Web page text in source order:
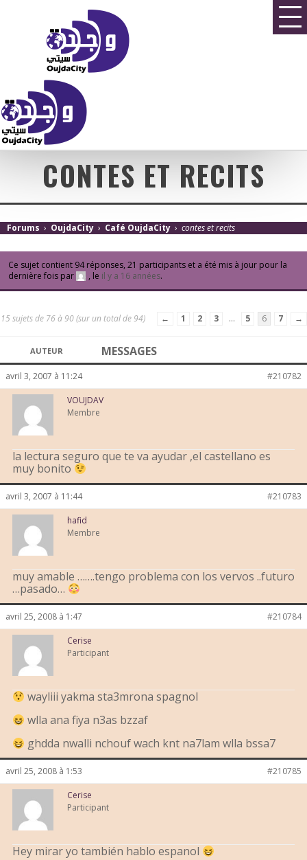
CONTES ET RECITS
Forums › OujdaCity › Café OujdaCity › contes et recits
Ce sujet contient 94 réponses, 21 participants et a été mis à jour pour la
dernière fois par
, le il y a 16 années.
15 sujets de 76 à 90 (sur un total de 94) ← 1 2 3 … 5 6 7 →
AUTEUR MESSAGES
avril 3, 2007 à 11:24 #210782
VOUJDAV
Membre
la lectura seguro que te va ayudar ,el castellano es
muy bonito
avril 3, 2007 à 11:44 #210783
hafid
Membre
muy amable …….tengo problema con los vervos ..futuro
…pasado…
avril 25, 2008 à 1:47 #210784
Cerise
Participant
wayliii yakma sta3mrona spagnol
wlla ana fiya n3as bzzaf
ghdda nwalli nchouf wach knt na7lam wlla bssa7
avril 25, 2008 à 1:53 #210785
Cerise
Participant
Hey mirar yo también hablo espanol